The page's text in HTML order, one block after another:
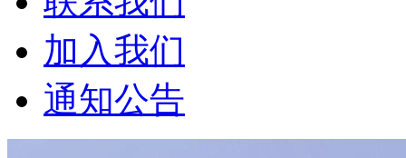
加入我们
通知公告